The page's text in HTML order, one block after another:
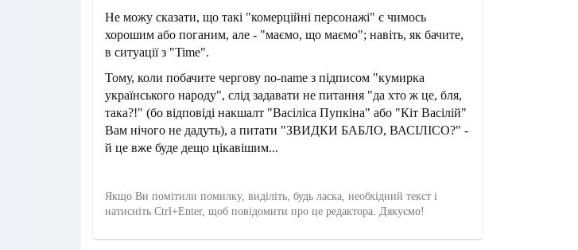
Не можу сказати, що такі "комерційні персонажі" є чимось
хорошим або поганим, але - "маємо, що маємо"; навіть, як бачите,
в ситуації з "Time".
Тому, коли побачите чергову no-name з підписом "кумирка
українського народу", слід задавати не питання "да хто ж це, бля,
така?!" (бо відповіді накшалт "Васіліса Пупкіна" або "Кіт Васілій"
Вам нічого не дадуть), а питати "ЗВИДКИ БАБЛО, ВАСІЛІСО?" -
й це вже буде дещо цікавішим...
Якщо Ви помітили помилку, виділіть, будь ласка, необхідний текст і
натисніть Ctrl+Enter, щоб повідомити про це редактора. Дякуємо!